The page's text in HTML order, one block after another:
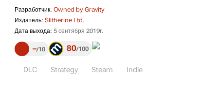
Разработчик: Owned by Gravity
Издатель: Slitherine Ltd.
Дата выхода: 5 сентября 2019г.
– 10 80 100
DLC Strategy Steam Indie